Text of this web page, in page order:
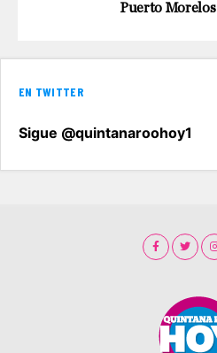
Puerto Morelos
EN TWITTER
Sigue @quintanaroohoy1